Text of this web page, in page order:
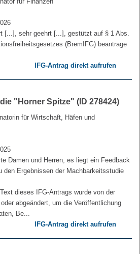
[...], sehr geehrt [...], gestützt auf § 1 Abs.
(BremIFG) beantrage
IFG-Antrag direkt aufrufen
"Horner Spitze" (ID 278424)
für Wirtschaft, Häfen und
Damen und Herren, es liegt ein Feedback
den Ergebnissen der Machbarkeitsstudie
dieses IFG-Antrags wurde von der
abgeändert, um die Veröffentlichung
Be...
IFG-Antrag direkt aufrufen